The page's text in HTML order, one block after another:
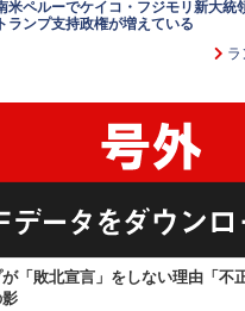
米ペルーでケイコ・フジモリ新大統
トランプ支持政権が増えている
が「敗北宣言」をしない理由「不